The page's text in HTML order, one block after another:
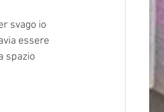
svago io
essere
spazio